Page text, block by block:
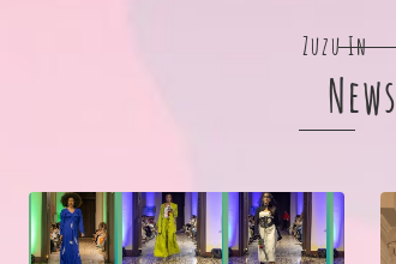
Zuzu In
News